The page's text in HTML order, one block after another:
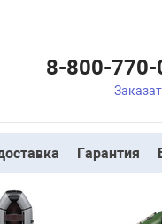
8-800-770-
Гарантия